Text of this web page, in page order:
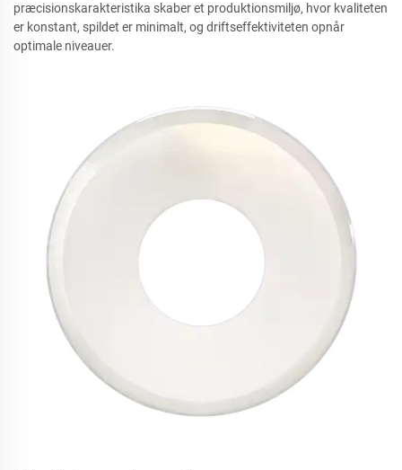
præcisionskarakteristika skaber et produktionsmiljø, hvor kvaliteten
er konstant, spildet er minimalt, og driftseffektiviteten opnår
optimale niveauer.